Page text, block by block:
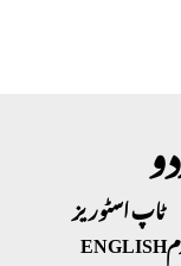
ٹاپ اسٹوریز
ENGLISH